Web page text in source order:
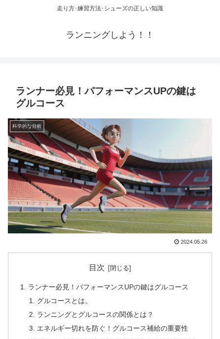
走り方･練習方法･シューズの正しい知識
ランニングしよう！！
ランナー必見！パフォーマンスUPの鍵は
グルコース
科学的な分析
2024.05.26
目次
ランナー必見！パフォーマンスUPの鍵はグルコース
グルコースとは。
ランニングとグルコースの関係とは？
エネルギー切れを防ぐ！グルコース補給の重要性